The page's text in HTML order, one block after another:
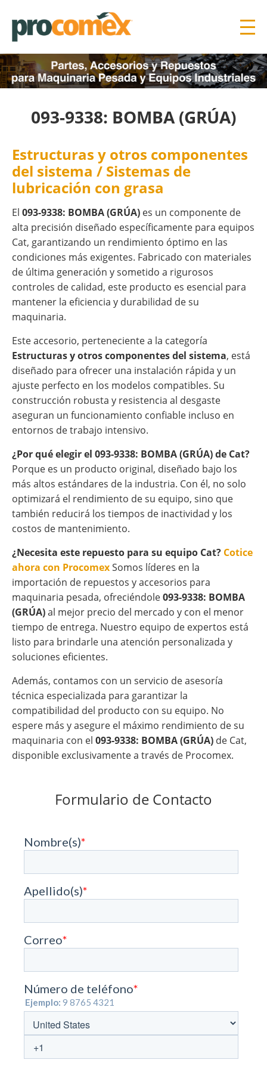
093-9338: BOMBA (GRÚA)
Estructuras y otros componentes
del sistema / Sistemas de
lubricación con grasa
El 093-9338: BOMBA (GRÚA) es un componente de
alta precisión diseñado específicamente para equipos
Cat, garantizando un rendimiento óptimo en las
condiciones más exigentes. Fabricado con materiales
de última generación y sometido a rigurosos
controles de calidad, este producto es esencial para
mantener la eficiencia y durabilidad de su
maquinaria.
Este accesorio, perteneciente a la categoría
Estructuras y otros componentes del sistema, está
diseñado para ofrecer una instalación rápida y un
ajuste perfecto en los modelos compatibles. Su
construcción robusta y resistencia al desgaste
aseguran un funcionamiento confiable incluso en
entornos de trabajo intensivo.
¿Por qué elegir el 093-9338: BOMBA (GRÚA) de Cat?
Porque es un producto original, diseñado bajo los
más altos estándares de la industria. Con él, no solo
optimizará el rendimiento de su equipo, sino que
también reducirá los tiempos de inactividad y los
costos de mantenimiento.
¿Necesita este repuesto para su equipo Cat? Cotice
ahora con ProcomexSomos líderes en la
importación de repuestos y accesorios para
maquinaria pesada, ofreciéndole093-9338: BOMBA
(GRÚA)al mejor precio del mercado y con el menor
tiempo de entrega. Nuestro equipo de expertos está
listo para brindarle una atención personalizada y
soluciones eficientes.
Además, contamos con un servicio de asesoría
técnica especializada para garantizar la
compatibilidad del producto con su equipo. No
espere más y asegure el máximo rendimiento de su
maquinaria con el 093-9338: BOMBA (GRÚA) de Cat,
disponible exclusivamente a través de Procomex.
Formulario de Contacto